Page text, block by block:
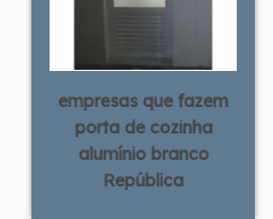
empresas que fazem
porta de cozinha
alumínio branco
República